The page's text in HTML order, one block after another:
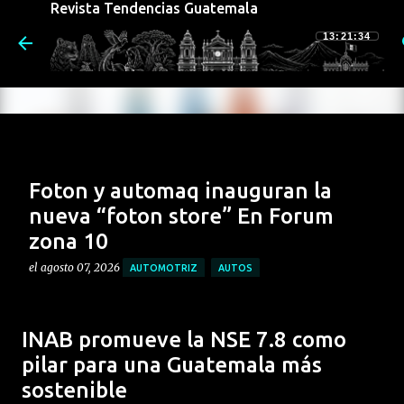
Revista Tendencias Guatemala
13:21:35
Foton y automaq inauguran la
nueva “foton store” En Forum
zona 10
el agosto 07, 2026 AUTOMOTRIZ AUTOS
oficial de su nueva Foton Store en Forum Zona 10. Este
nuevo concepto de atención representa un hito en la
evolución de la marca, diseñado para ofrecer una
INAB promueve la NSE 7.8 como
pilar para una Guatemala más
sostenible